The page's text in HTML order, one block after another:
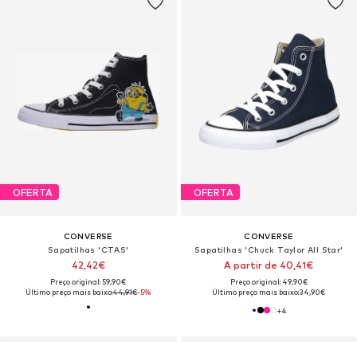
OFERTA
CONVERSE
Sapatilhas 'CTAS'
42,42€
Preço original: 59,90€
Último preço mais baixo:44,91€-5%
OFERTA
CONVERSE
Sapatilhas 'Chuck Taylor All Star'
A partir de 40,41€
Preço original: 49,90€
Último preço mais baixo:34,90€
+4